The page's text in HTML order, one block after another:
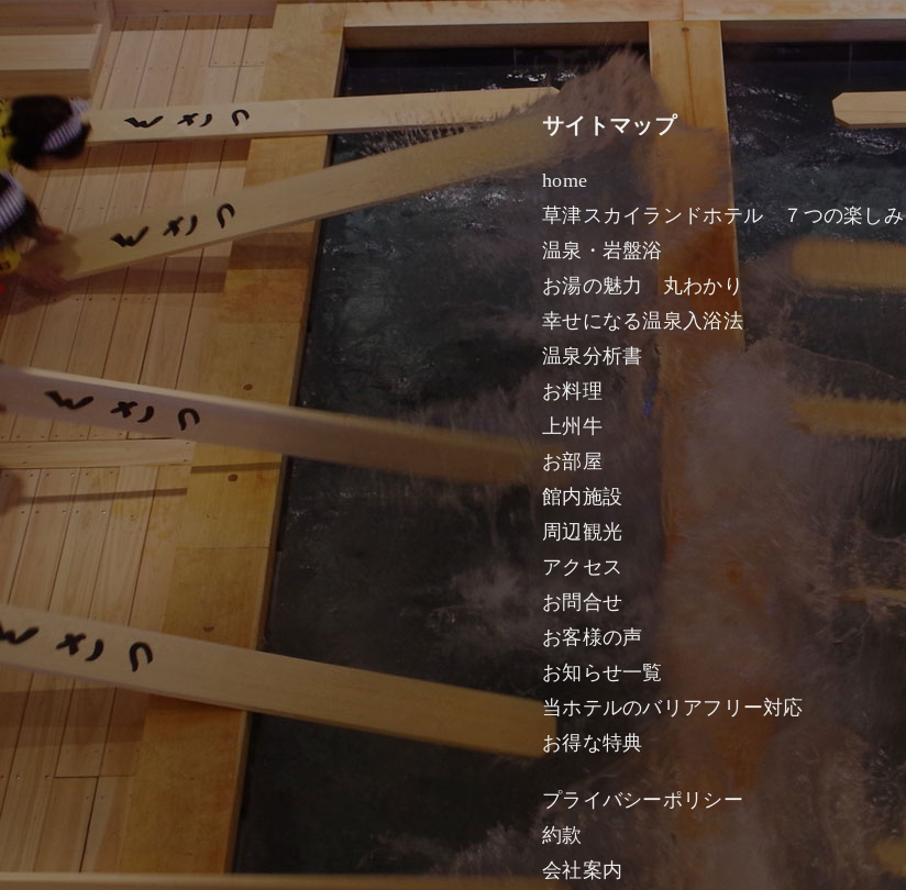
サイトマップ
home
草津スカイランドホテル ７つの楽しみ
温泉・岩盤浴
お湯の魅力 丸わかり
幸せになる温泉入浴法
温泉分析書
お料理
上州牛
お部屋
館内施設
周辺観光
アクセス
お問合せ
お客様の声
お知らせ一覧
当ホテルのバリアフリー対応
お得な特典
プライバシーポリシー
約款
会社案内